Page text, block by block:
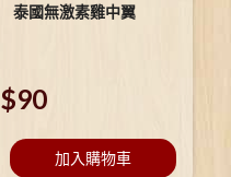
泰國無激素雞中翼
$90
加入購物車